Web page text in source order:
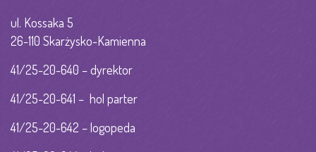
ul. Kossaka 5
26-110 Skarżysko-Kamienna
41/25-20-640 – dyrektor
41/25-20-641 – hol parter
41/25-20-642 – logopeda